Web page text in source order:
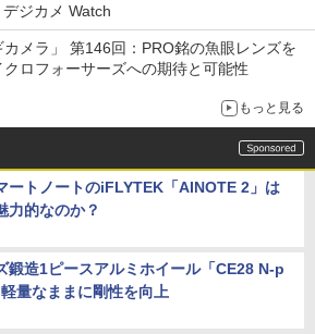
ジカメ Watch
メラ」 第146回：PRO銘の魚眼レンズを
クロフォーサーズへの期待と可能性
もっと見る
ートノートのiFLYTEK「AINOTE 2」は
力的なのか？
鍛造1ピースアルミホイール「CE28 N-p
量なままに剛性を向上